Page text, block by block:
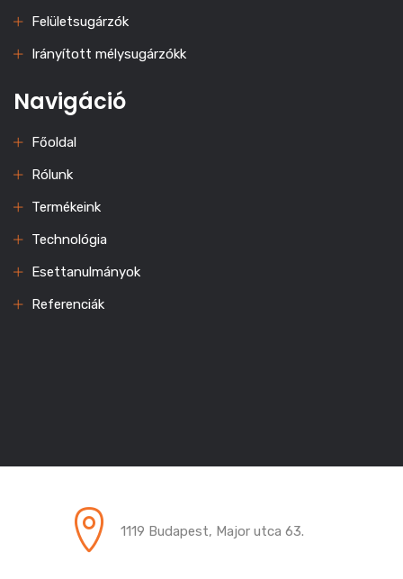
Felületsugárzók
Irányított mélysugárzókk
Navigáció
Főoldal
Rólunk
Termékeink
Technológia
Esettanulmányok
Referenciák
1119 Budapest, Major utca 63.